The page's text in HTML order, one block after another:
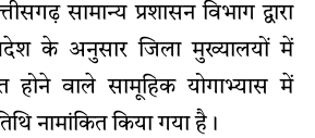
सामान्य प्रशासन विभाग द्वारा
के अनुसार जिला मुख्यालयों में
होने वाले सामूहिक योगाभ्यास में
नामांकित किया गया है।